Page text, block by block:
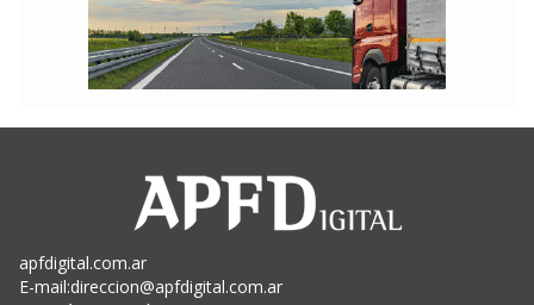
apfdigital.com.ar
E-mail:direccion@apfdigital.com.ar